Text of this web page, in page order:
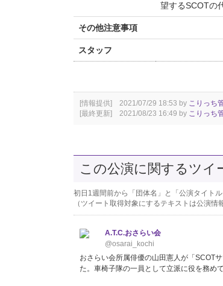
望するSCOTの
その他注意事項
スタッフ
[情報提供] 2021/07/29 18:53 by こりっち
[最終更新] 2021/08/23 16:49 by こりっち
この公演に関するツイ
初日1週間前から「団体名」と「公演タイト
（ツイート取得対象にするテキストは公演情
A.T.C.おさらい会
@osarai_kochi
おさらい会所属俳優の山田憲人が「SCOT
た。車椅子隊の一員として立派に役を務め